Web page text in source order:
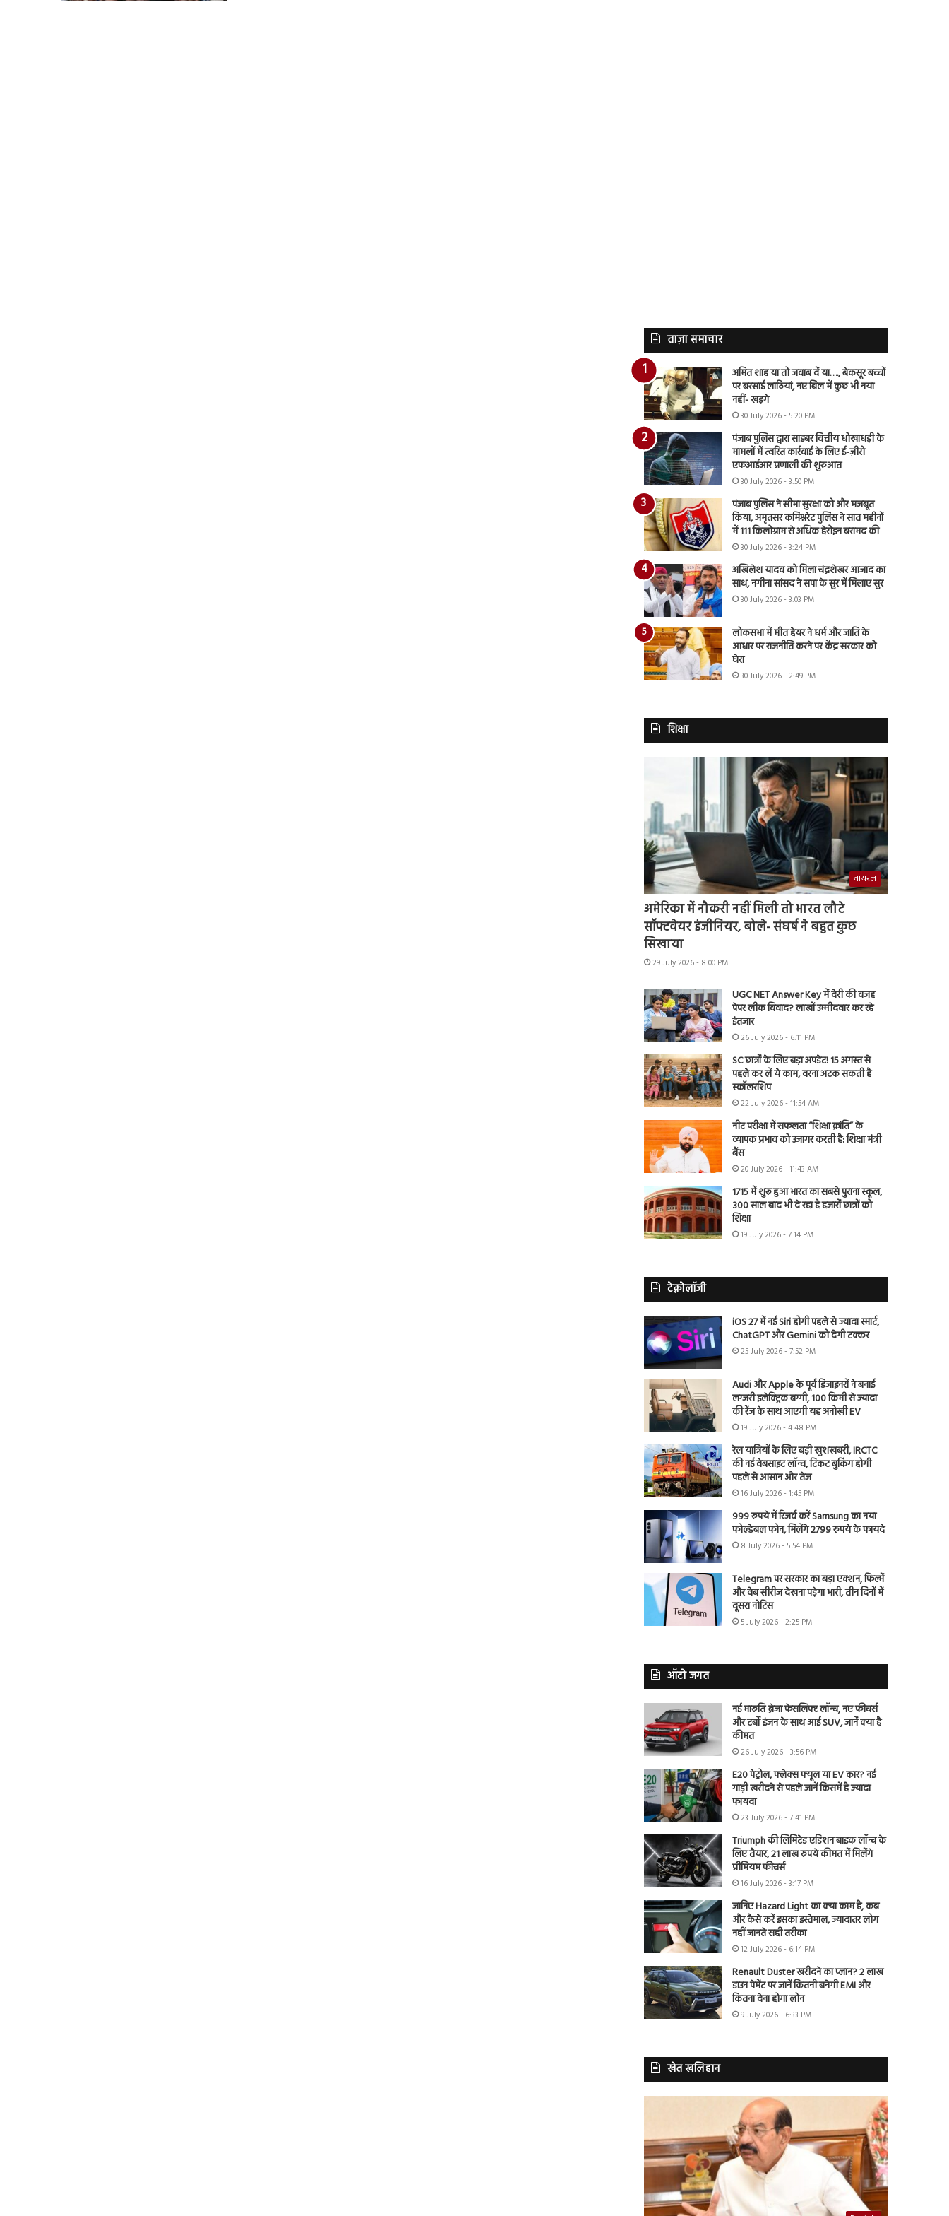
ताज़ा समाचार
अमित शाह या तो जवाब दें या…., बेकसूर बच्चों
पर बरसाई लाठियां, नए बिल में कुछ भी नया
नहीं- खड़गे
30 July 2026 - 5:20 PM
पंजाब पुलिस द्वारा साइबर वित्तीय धोखाधड़ी के
मामलों में त्वरित कार्रवाई के लिए ई-ज़ीरो
एफआईआर प्रणाली की शुरुआत
30 July 2026 - 3:50 PM
पंजाब पुलिस ने सीमा सुरक्षा को और मजबूत
किया, अमृतसर कमिश्नरेट पुलिस ने सात महीनों
में 111 किलोग्राम से अधिक हेरोइन बरामद की
30 July 2026 - 3:24 PM
अखिलेश यादव को मिला चंद्रशेखर आजाद का
साथ, नगीना सांसद ने सपा के सुर में मिलाए सुर
30 July 2026 - 3:03 PM
लोकसभा में मीत हेयर ने धर्म और जाति के
आधार पर राजनीति करने पर केंद्र सरकार को
घेरा
30 July 2026 - 2:49 PM
शिक्षा
वायरल
अमेरिका में नौकरी नहीं मिली तो भारत लौटे
सॉफ्टवेयर इंजीनियर, बोले- संघर्ष ने बहुत कुछ
सिखाया
29 July 2026 - 8:00 PM
UGC NET Answer Key में देरी की वजह
पेपर लीक विवाद? लाखों उम्मीदवार कर रहे
इंतजार
26 July 2026 - 6:11 PM
SC छात्रों के लिए बड़ा अपडेट! 15 अगस्त से
पहले कर लें ये काम, वरना अटक सकती है
स्कॉलरशिप
22 July 2026 - 11:54 AM
नीट परीक्षा में सफलता “शिक्षा क्रांति” के
व्यापक प्रभाव को उजागर करती है: शिक्षा मंत्री
बैंस
20 July 2026 - 11:43 AM
1715 में शुरू हुआ भारत का सबसे पुराना स्कूल,
300 साल बाद भी दे रहा है हजारों छात्रों को
शिक्षा
19 July 2026 - 7:14 PM
टेक्नोलॉजी
iOS 27 में नई Siri होगी पहले से ज्यादा स्मार्ट,
ChatGPT और Gemini को देगी टक्कर
25 July 2026 - 7:52 PM
Audi और Apple के पूर्व डिजाइनरों ने बनाई
लग्जरी इलेक्ट्रिक बग्गी, 100 किमी से ज्यादा
की रेंज के साथ आएगी यह अनोखी EV
19 July 2026 - 4:48 PM
रेल यात्रियों के लिए बड़ी खुशखबरी, IRCTC
की नई वेबसाइट लॉन्च, टिकट बुकिंग होगी
पहले से आसान और तेज
16 July 2026 - 1:45 PM
999 रुपये में रिजर्व करें Samsung का नया
फोल्डेबल फोन, मिलेंगे 2799 रुपये के फायदे
8 July 2026 - 5:54 PM
Telegram पर सरकार का बड़ा एक्शन, फिल्में
और वेब सीरीज देखना पड़ेगा भारी, तीन दिनों में
दूसरा नोटिस
5 July 2026 - 2:25 PM
ऑटो जगत
नई मारुति ब्रेजा फेसलिफ्ट लॉन्च, नए फीचर्स
और टर्बो इंजन के साथ आई SUV, जानें क्या है
कीमत
26 July 2026 - 3:56 PM
E20 पेट्रोल, फ्लेक्स फ्यूल या EV कार? नई
गाड़ी खरीदने से पहले जानें किसमें है ज्यादा
फायदा
23 July 2026 - 7:41 PM
Triumph की लिमिटेड एडिशन बाइक लॉन्च के
लिए तैयार, 21 लाख रुपये कीमत में मिलेंगे
प्रीमियम फीचर्स
16 July 2026 - 3:17 PM
जानिए Hazard Light का क्या काम है, कब
और कैसे करें इसका इस्तेमाल, ज्यादातर लोग
नहीं जानते सही तरीका
12 July 2026 - 6:14 PM
Renault Duster खरीदने का प्लान? 2 लाख
डाउन पेमेंट पर जानें कितनी बनेगी EMI और
कितना देना होगा लोन
9 July 2026 - 6:33 PM
खेत खलिहान